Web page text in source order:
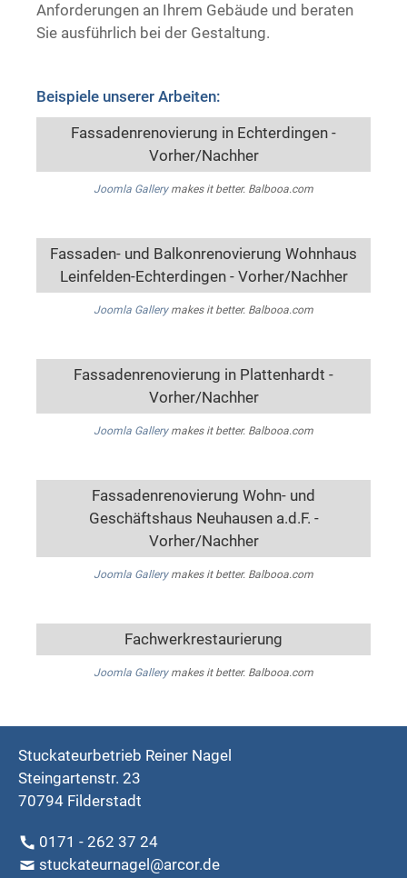
Anforderungen an Ihrem Gebäude und beraten
Sie ausführlich bei der Gestaltung.
Beispiele unserer Arbeiten:
Fassadenrenovierung in Echterdingen -
Vorher/Nachher
Joomla Gallerymakes it better. Balbooa.com
Fassaden- und Balkonrenovierung Wohnhaus
Leinfelden-Echterdingen - Vorher/Nachher
Joomla Gallerymakes it better. Balbooa.com
Fassadenrenovierung in Plattenhardt -
Vorher/Nachher
Joomla Gallerymakes it better. Balbooa.com
Fassadenrenovierung Wohn- und
Geschäftshaus Neuhausen a.d.F. -
Vorher/Nachher
Joomla Gallerymakes it better. Balbooa.com
Fachwerkrestaurierung
Joomla Gallerymakes it better. Balbooa.com
Stuckateurbetrieb Reiner Nagel
Steingartenstr. 23
70794 Filderstadt
0171 - 262 37 24
stuckateurnagel@arcor.de